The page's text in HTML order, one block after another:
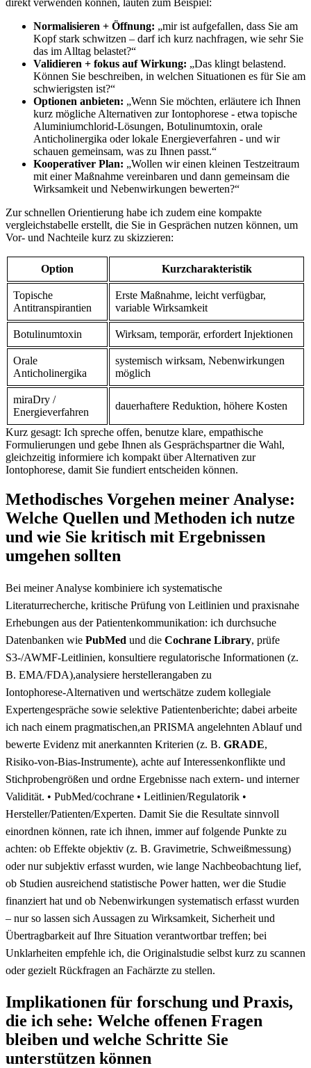
direkt verwenden können, lauten zum Beispiel:
Normalisieren ‌+ Öffnung: „mir⁢ ist aufgefallen, dass Sie am
Kopf stark schwitzen – ‌darf ich kurz⁣ nachfragen, wie sehr Sie
das im Alltag belastet?“
Validieren + fokus auf Wirkung: „Das klingt belastend.
Können Sie beschreiben, in ‍welchen Situationen es für Sie am
schwierigsten ist?“
Optionen ⁢anbieten: „Wenn Sie möchten, erläutere ich Ihnen
kurz mögliche Alternativen zur Iontophorese -​ etwa topische
Aluminiumchlorid-Lösungen, Botulinumtoxin, orale
Anticholinergika oder lokale Energieverfahren ⁣- und wir
schauen gemeinsam, was zu Ihnen passt.“
Kooperativer Plan: „Wollen wir einen kleinen ‍Testzeitraum⁣
mit einer Maßnahme vereinbaren und ⁣dann gemeinsam die
Wirksamkeit und Nebenwirkungen bewerten?“
Zur schnellen Orientierung habe ‌ich zudem‌ eine kompakte
vergleichstabelle erstellt, die Sie in Gesprächen ⁤nutzen können, um
Vor- und Nachteile kurz zu skizzieren:
Option Kurzcharakteristik
Topische
Antitranspirantien
Erste Maßnahme, leicht verfügbar,
variable Wirksamkeit
Botulinumtoxin Wirksam, temporär, ⁢erfordert Injektionen
Orale
Anticholinergika
systemisch wirksam, Nebenwirkungen
möglich
miraDry /
Energieverfahren
dauerhaftere Reduktion, höhere Kosten
Kurz gesagt: Ich spreche offen, benutze klare, empathische
Formulierungen und gebe Ihnen als Gesprächspartner die Wahl,
gleichzeitig informiere ich kompakt über Alternativen zur
Iontophorese, damit Sie fundiert entscheiden können.
Methodisches Vorgehen meiner Analyse:
Welche‍ Quellen und Methoden ich nutze
und wie Sie kritisch mit Ergebnissen
umgehen sollten
Bei meiner Analyse kombiniere ich systematische
Literaturrecherche, kritische Prüfung von ‌Leitlinien und praxisnahe
Erhebungen aus der Patientenkommunikation: ich durchsuche
Datenbanken wie PubMed ‌und die Cochrane Library, prüfe‍
S3‑/AWMF‑Leitlinien, konsultiere‍ regulatorische Informationen (z.
B. EMA/FDA),analysiere herstellerangaben zu
Iontophorese‑Alternativen und wertschätze zudem kollegiale
Expertengespräche sowie selektive Patientenberichte;⁣ dabei arbeite
ich nach einem pragmatischen,an PRISMA angelehnten Ablauf und
bewerte Evidenz mit anerkannten Kriterien (z. ‍B. GRADE,
Risiko‑von‑Bias‑Instrumente), achte auf⁢ Interessenkonflikte ​und
⁢Stichprobengrößen ‌und ordne Ergebnisse nach extern‑ und interner
Validität. • PubMed/cochrane •⁢ Leitlinien/Regulatorik •
Hersteller/Patienten/Experten. Damit Sie die ‌Resultate sinnvoll
einordnen können, rate ich ihnen,‍ immer auf folgende Punkte zu
achten: ob Effekte objektiv (z. B. Gravimetrie, Schweißmessung)
oder nur subjektiv erfasst wurden, wie lange ⁣Nachbeobachtung lief,​
ob ⁣Studien ausreichend statistische Power hatten, wer die Studie
finanziert hat und ob Nebenwirkungen systematisch erfasst wurden
– nur so lassen sich Aussagen zu Wirksamkeit, Sicherheit und
Übertragbarkeit auf Ihre Situation ‍verantwortbar ⁣treffen; bei
‌Unklarheiten empfehle ich, ​die Originalstudie selbst kurz zu scannen
‍oder gezielt Rückfragen an Fachärzte⁣ zu stellen.​
Implikationen für forschung und Praxis,
die‍ ich sehe: Welche offenen Fragen
bleiben und ⁣welche Schritte Sie
⁢unterstützen⁢ können